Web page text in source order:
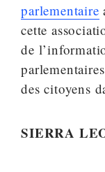
parlementaire
cette
de
des citoyens
SIERRA